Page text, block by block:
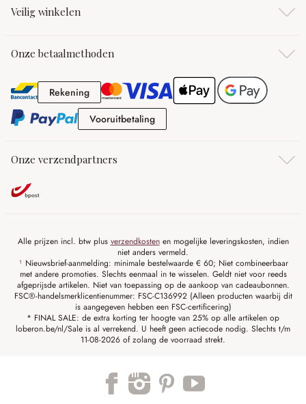
Veilig winkelen
Onze betaalmethoden
RekeningRekening
VooruitbetalingVooruitbetaling
Onze verzendpartners
Alle prijzen incl. btw plus verzendkostenen mogelijke leveringskosten, indien
niet anders vermeld.
¹ Nieuwsbrief-aanmelding: minimale bestelwaarde € 60; Niet combineerbaar
met andere promoties. Slechts eenmaal in te wisselen. Geldt niet voor reeds
afgeprijsde artikelen. Niet van toepassing op de aankoop van cadeaubonnen.
FSC®-handelsmerklicentienummer: FSC-C136992 (Alleen producten waarbij dit
is aangegeven hebben een FSC-certificering)
* FINAL SALE: de extra korting ter hoogte van 25% op alle artikelen op
loberon.be/nl/Sale is al verrekend. U heeft geen actiecode nodig. Slechts t/m
11-08-2026 of zolang de voorraad strekt.